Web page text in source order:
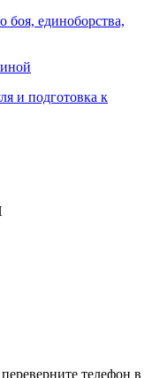
единоборства,
и подготовка к
телефон в